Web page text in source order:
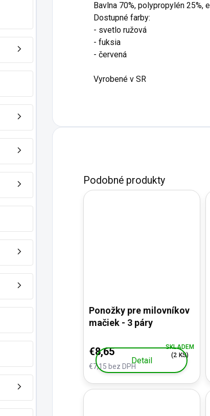
Bavlna 70%, polypropylén 25%,
Dostupné farby:
- svetlo ružová
- fuksia
- červená
Vyrobené v SR
Ponožky pre milovníkov
mačiek - 3 páry
€7,15 bez DPH
€8,65
SKLADEM
(2 KS)
Detail